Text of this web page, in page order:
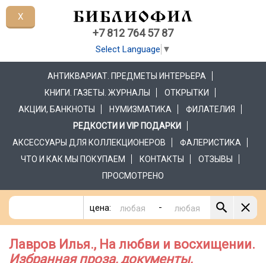
+7 812 764 57 87
Select Language ▼
АНТИКВАРИАТ. ПРЕДМЕТЫ ИНТЕРЬЕРА
КНИГИ. ГАЗЕТЫ. ЖУРНАЛЫ
ОТКРЫТКИ
АКЦИИ, БАНКНОТЫ
НУМИЗМАТИКА
ФИЛАТЕЛИЯ
РЕДКОСТИ И VIP ПОДАРКИ
АКСЕССУАРЫ ДЛЯ КОЛЛЕКЦИОНЕРОВ
ФАЛЕРИСТИКА
ЧТО И КАК МЫ ПОКУПАЕМ
КОНТАКТЫ
ОТЗЫВЫ
ПРОСМОТРЕНО
цена: -
Лавров Илья., На любви и восхищении.
Избранная проза, документы,
X